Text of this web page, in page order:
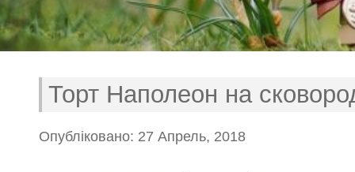
Торт Наполеон на
Опубліковано: 27 Апрель, 2018